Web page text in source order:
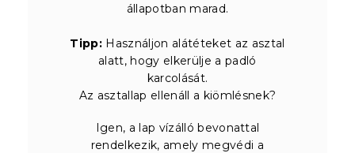
állapotban marad.
Tipp: Használjon alátéteket az asztal
alatt, hogy elkerülje a padló
karcolását.
Az asztallap ellenáll a kiömlésnek?
Igen, a lap vízálló bevonattal
rendelkezik, amely megvédi a